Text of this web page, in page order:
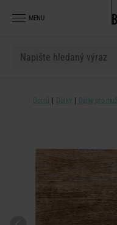
MENU
Domů Dárky Dárky pro